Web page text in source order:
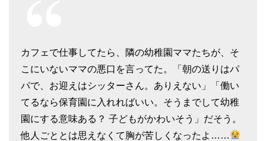
カフェで仕事してたら、隣の幼稚園ママたちが、そ
こにいないママの悪口を言ってた。「朝の送りはパ
パで、お迎えはシッターさん。ありえない」「働い
てるなら保育園に入れればいい。そうまでして幼稚
園にする意味ある？ 子どもがかわいそう」だそう。
他人ごととは思えなくて胸が苦しくなったよ……